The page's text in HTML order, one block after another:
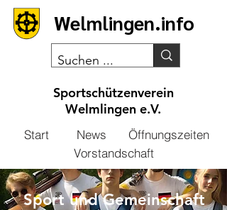
Welmlingen.info
Sportschützenverein
Welmlingen e.V.
Start News
Öffnungszeiten
Vorstandschaft
Sport und Gemeinschaft